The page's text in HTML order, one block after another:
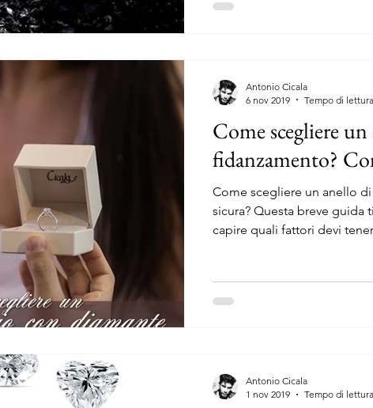
Come scegliere
fidanzamento?
Come scegliere un anello
sicura? Questa breve guida
capire quali fattori devi
Antonio Cicala
6 nov 2019
Tempo di
Antonio Cicala
1 nov 2019
Tempo di